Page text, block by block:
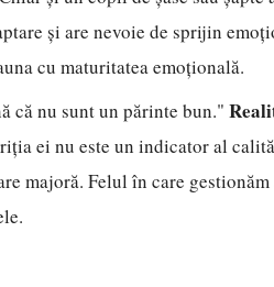
și are nevoie de sprijin
cu maturitatea emoțională.
că nu sunt un părinte bun."
ei nu este un indicator al
majoră. Felul în care gestionăm